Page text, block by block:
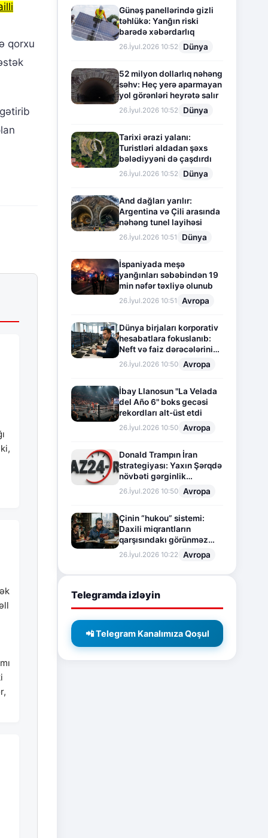
qorxu
Günəş panellərində gizli
təhlükə: Yanğın riski
barədə xəbərdarlıq
26.İyul.2026 10:52 Dünya
52 milyon dollarlıq nəhəng
səhv: Heç yerə aparmayan
yol görənləri heyrətə salır
26.İyul.2026 10:52 Dünya
Tarixi ərazi yalanı:
Turistləri aldadan şəxs
bələdiyyəni də çaşdırdı
26.İyul.2026 10:52 Dünya
And dağları yarılır:
Argentina və Çili arasında
nəhəng tunel layihəsi
26.İyul.2026 10:51 Dünya
İspaniyada meşə
yanğınları səbəbindən 19
min nəfər təxliyə olunub
26.İyul.2026 10:51 Avropa
Dünya birjaları korporativ
hesabatlara fokuslanıb:
Neft və faiz dərəcələrinin
təsiri altında cari vəziyyət
26.İyul.2026 10:50 Avropa
İbay Llanosun "La Velada
del Año 6" boks gecəsi
rekordları alt-üst etdi
26.İyul.2026 10:50 Avropa
Donald Trampın İran
strategiyası: Yaxın Şərqdə
növbəti gərginlik
mərhələsi
26.İyul.2026 10:50 Avropa
Çinin “hukou” sistemi:
Daxili miqrantların
qarşısındakı görünməz
sədd
26.İyul.2026 10:22 Avropa
Telegramda izləyin
📲 Telegram Kanalımıza Qoşul